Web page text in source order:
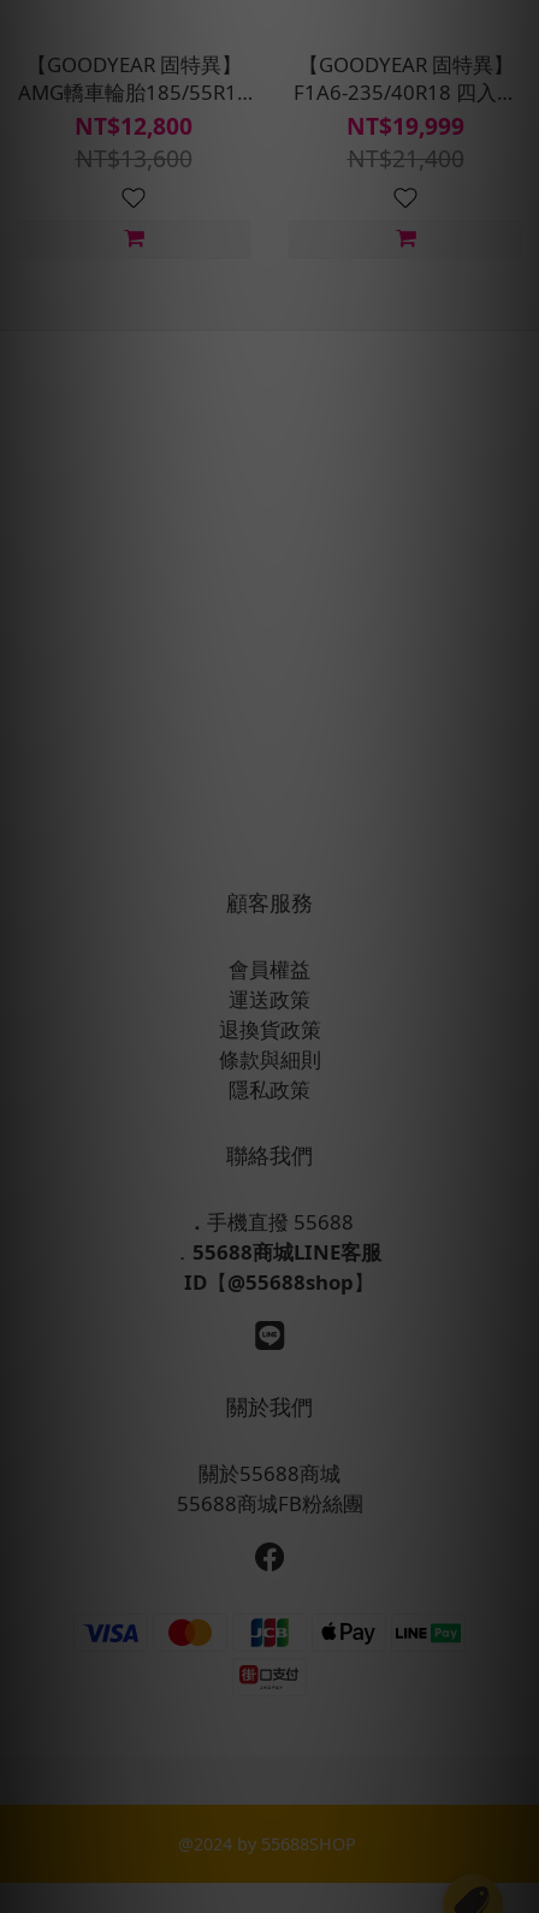
【GOODYEAR 固特異】
AMG轎車輪胎185/55R16
四入組(濕抓/耐用雙重保
護)含安裝定位平衡
NT$12,800
NT$13,600
【GOODYEAR 固特異】
F1A6-235/40R18 四入組
(超高性能操控胎)含安裝定
位平衡
NT$19,999
NT$21,400
顧客服務
會員權益
運送政策
退換貨政策
條款與細則
隱私政策
聯絡我們
． 手機直撥 55688
． 55688商城LINE客服
ID 【@55688shop】
關於我們
關於55688商城
55688商城FB粉絲團
@2024 by 55688SHOP